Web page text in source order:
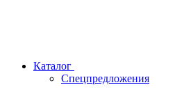
Каталог
Спецпредложения